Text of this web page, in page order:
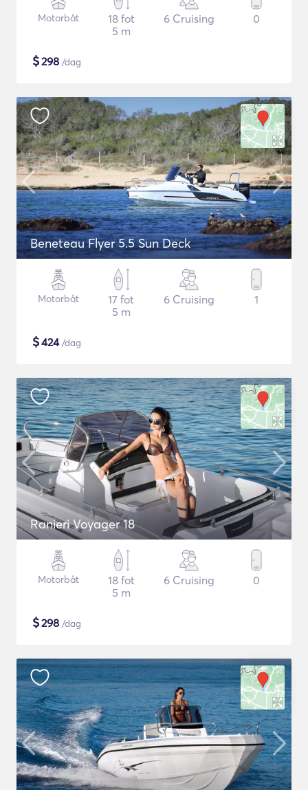
Motorbåt
18 fot
5 m
6 Cruising 0
$298 /dag
Beneteau Flyer 5.5 Sun Deck
Motorbåt
17 fot
5 m
6 Cruising 1
$424/dag
Ranieri Voyager 18
Motorbåt
18 fot
5 m
6 Cruising 0
$298 /dag